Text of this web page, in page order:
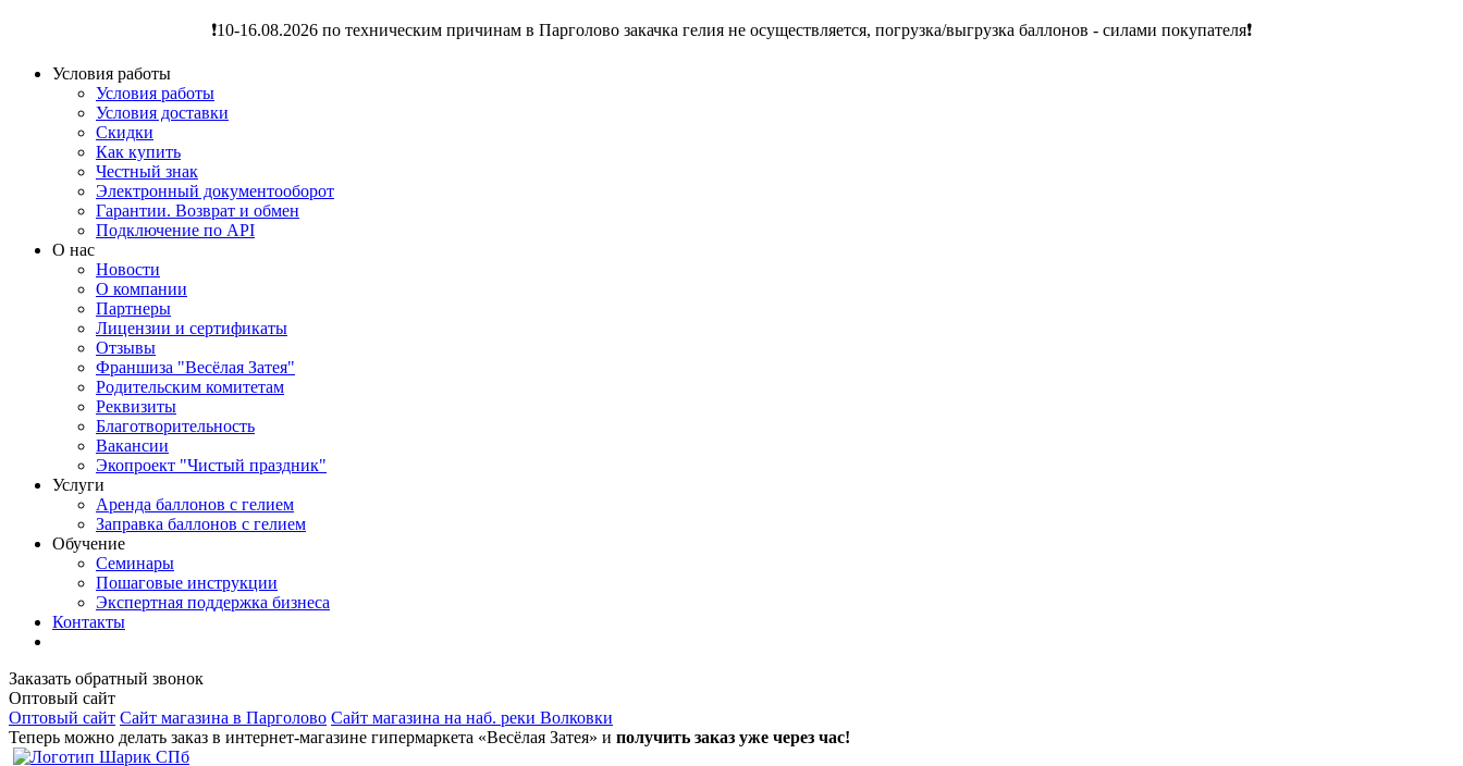
❗️10-16.08.2026 по техническим причинам в Парголово закачка гелия не осуществляется, погрузка/выгрузка баллонов - силами покупателя❗️
Условия работы
Условия работы
Условия доставки
Скидки
Как купить
Честный знак
Электронный документооборот
Гарантии. Возврат и обмен
Подключение по API
О нас
Новости
О компании
Партнеры
Лицензии и сертификаты
Отзывы
Франшиза "Весёлая Затея"
Родительским комитетам
Реквизиты
Благотворительность
Вакансии
Экопроект "Чистый праздник"
Услуги
Аренда баллонов с гелием
Заправка баллонов с гелием
Обучение
Семинары
Пошаговые инструкции
Экспертная поддержка бизнеса
Контакты
Заказать обратный звонок
Оптовый сайт
Оптовый сайт Сайт магазина в Парголово Сайт магазина на наб. реки Волковки
Теперь можно делать заказ в интернет-магазине гипермаркета «Весёлая Затея» и получить заказ уже через час!